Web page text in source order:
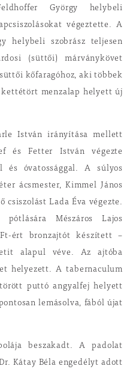
György helybeli
végeztette. A
helybeli szobrász teljesen
(süttői) márványkövet
kőfaragóhoz, aki többek
menzalap helyett új
István irányítása mellett
és Fetter István végezte
és óvatossággal. A súlyos
ácsmester, Kimmel János
csiszolást Lada Éva végezte.
Mészáros Lajos
ért bronzajtót készített –
alapul véve. Az ajtóba
helyezett. A tabernaculum
puttó angyalfej helyett
lemásolva, fából újat
beszakadt. A padolat
Kátay Béla engedélyt adott